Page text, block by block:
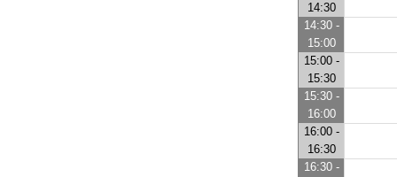
14:30
14:30 -
15:00
15:00 -
15:30
15:30 -
16:00
16:00 -
16:30
16:30 -